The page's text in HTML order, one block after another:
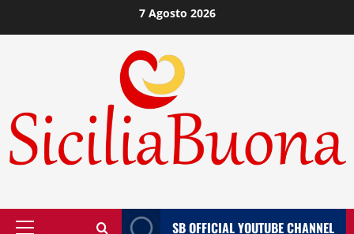
al
7 Agosto 2026
SB OFFICIAL YOUTUBE CHANNEL